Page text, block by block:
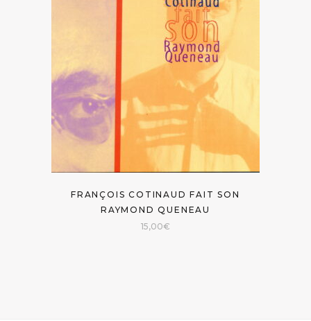
FRANÇOIS COTINAUD FAIT SON
RAYMOND QUENEAU
15,00€